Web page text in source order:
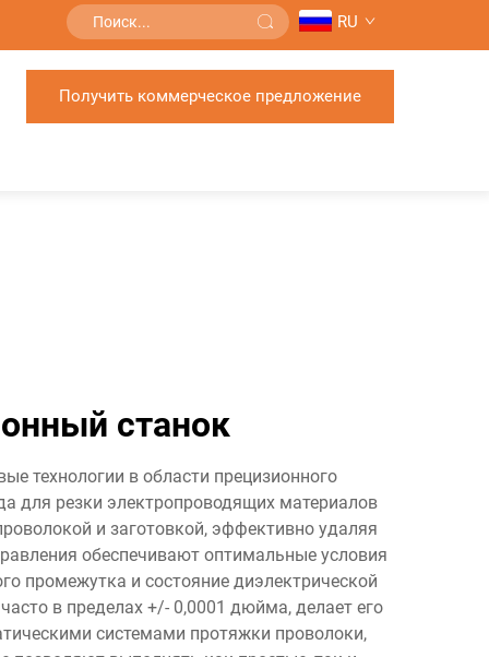
RU
Получить коммерческое предложение
станок
технологии в области прецизионного
для резки электропроводящих материалов
и заготовкой, эффективно удаляя
обеспечивают оптимальные условия
промежутка и состояние диэлектрической
в пределах +/- 0,0001 дюйма, делает его
системами протяжки проволоки,